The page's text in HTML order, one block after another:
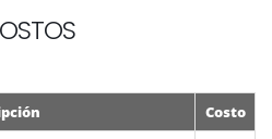
Costo